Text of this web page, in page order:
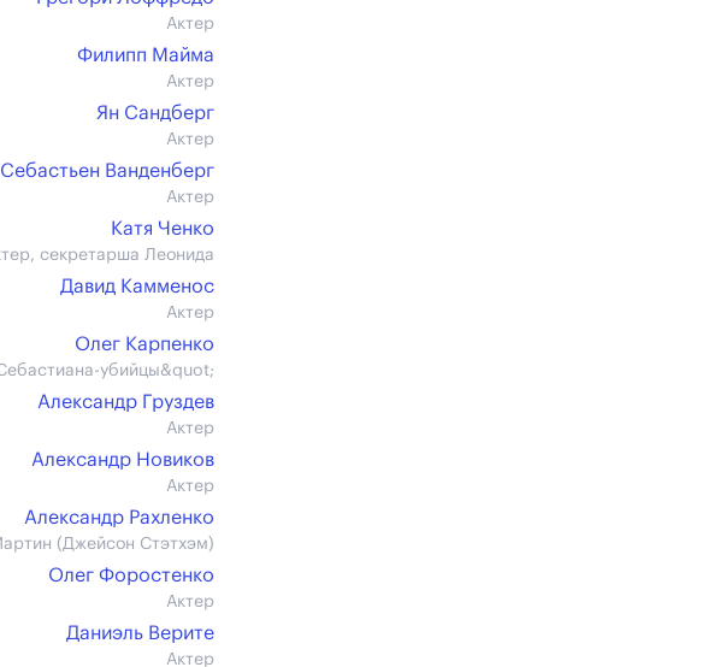
Актер
Филипп Майма
Актер
Ян Сандберг
Актер
Себастьен Ванденберг
Актер
Катя Ченко
секретарша Леонида
Давид Камменос
Актер
Олег Карпенко
убийцы&quot;
Александр Груздев
Актер
Александр Новиков
Актер
Александр Рахленко
(Джейсон Стэтхэм)
Олег Форостенко
Актер
Даниэль Верите
Актер